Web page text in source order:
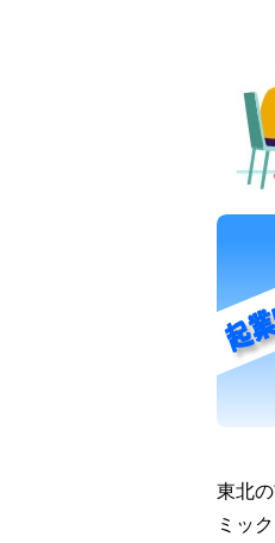
東北
ミッ